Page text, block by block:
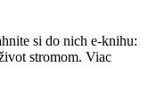
si do nich e-knihu:
stromom. Viac